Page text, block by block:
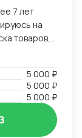
7 лет
на
товаров,
Мой опыт
с
к
услуг.
5 000 ₽
5 000 ₽
5 000 ₽